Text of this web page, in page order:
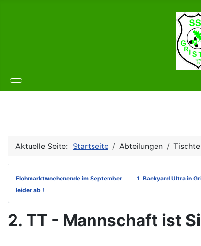
Aktuelle Seite: Startseite Abteilungen
Flohmarktwochenende im September 1. Backyard Ultra in
leider ab !
2. TT - Mannschaft ist